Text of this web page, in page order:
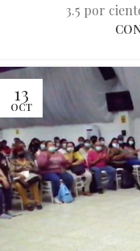
3.5 por
13
OCT